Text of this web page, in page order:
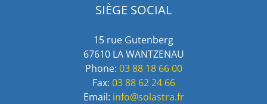
SIÈGE SOCIAL
15 rue Gutenberg
67610 LA WANTZENAU
Phone: 03 88 18 66 00
Fax: 03 88 62 24 66
Email: info@solastra.fr